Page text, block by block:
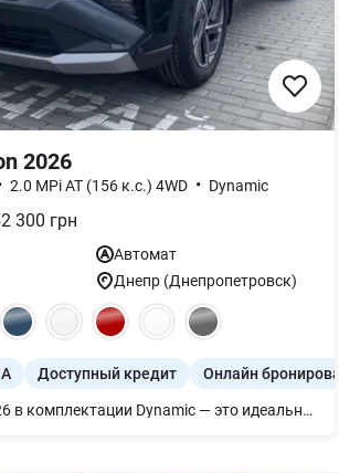
2026
2.0 MPi AT (156 к.с.) 4WD • Dynamic
300 грн
Автомат
Днепр (Днепропетровск)
Доступный кредит Онлайн
Hyundai Tucson 2026 в комплектации Dynamic — это идеальный баланс между технологическим прогрессом и проверенной инженерной надежностью, созданный для тех, кто стремится получить максимум комфорта без лишних эксплуатационных рисков. Главная ценность этой версии заключается в сочетании выносливого атмосферного двигателя 2.0 MPi с классической автоматической трансмиссией, что обеспечивает плавность хода и долговечность, которой часто не хватает современным турбо-моторам. Выбирая комплектацию Dynamic, вы инвестируете в значительно более высокий уровень цифрового и визуального комфорта по сравнению с базовыми версиями: большой мультимедийный дисплей, двухзонный климат-контроль, легкосплавные диски и улучшенная светодиодная оптика делают автомобиль современным и статусным. Это рациональное решение для практичного владельца, который покупает не просто средство передвижения, а высоколиквидный актив с футуристичным дизайном, что гарантирует высокую рыночную стоимость на годы вперед и минимальные затраты на сервис.